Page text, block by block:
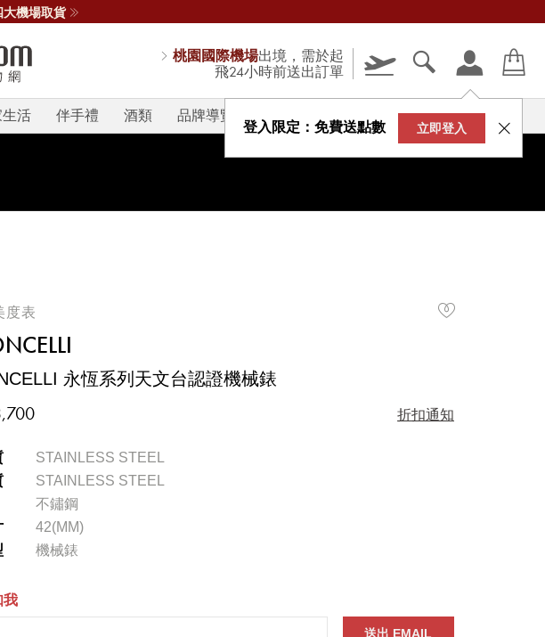
機場取貨
桃園國際機場出境，需於起
飛24小時前送出訂單
登入限定：免費送點數 立即登入
生活 伴手禮 酒類 品牌導覽 V-STORY
度表
永恆系列天文台認證機械錶
折扣通知
STAINLESS STEEL
STAINLESS STEEL
不鏽鋼
42(MM)
機械錶
我